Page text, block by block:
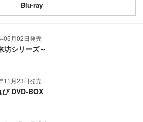
Blu-ray
05月02日発売
坊シリーズ～
11月23日発売
び DVD-BOX